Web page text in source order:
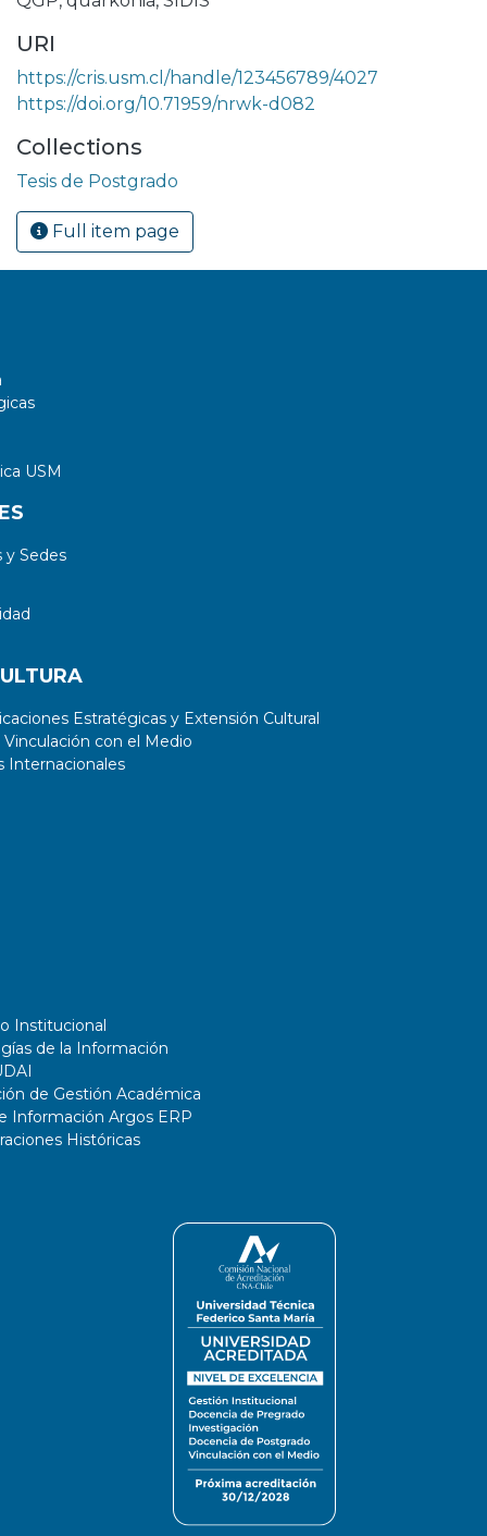
URI
https://cris.usm.cl/handle/123456789/4027
https://doi.org/10.71959/nrwk-d082
Collections
Tesis de Postgrado
Full item page
USM
Sedes
Estratégicas y Extensión Cultural
con el Medio
Internacionales
Institucional
de la Información
de Gestión Académica
Información Argos ERP
Históricas